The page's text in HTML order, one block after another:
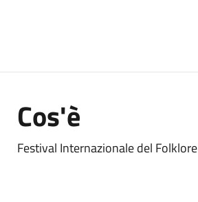
Cos'è
Festival Internazionale del Folklore